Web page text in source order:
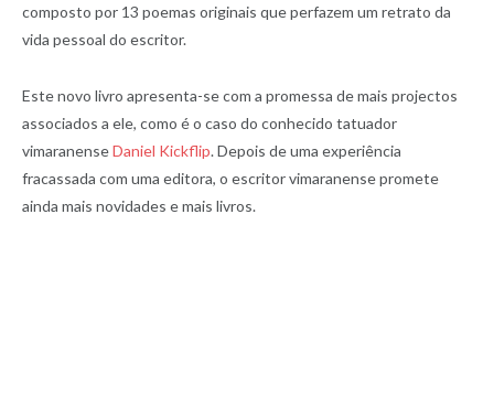
composto por 13 poemas originais que perfazem um retrato da
vida pessoal do escritor.
Este novo livro apresenta-se com a promessa de mais projectos
associados a ele, como é o caso do conhecido tatuador
vimaranenseDaniel Kickflip. Depois de uma experiência
fracassada com uma editora, o escritor vimaranense promete
ainda mais novidades e mais livros.